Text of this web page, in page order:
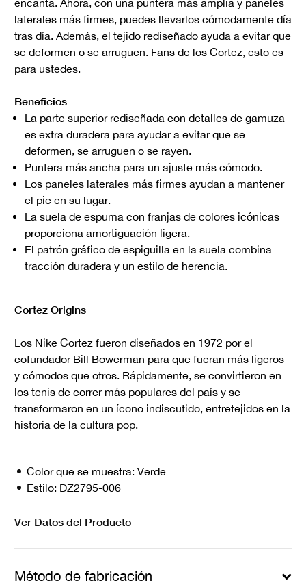
encanta. Ahora, con una puntera más amplia y paneles
laterales más firmes, puedes llevarlos cómodamente día
tras día. Además, el tejido rediseñado ayuda a evitar que
se deformen o se arruguen. Fans de los Cortez, esto es
para ustedes.
Beneficios
La parte superior rediseñada con detalles de gamuza
es extra duradera para ayudar a evitar que se
deformen, se arruguen o se rayen.
Puntera más ancha para un ajuste más cómodo.
Los paneles laterales más firmes ayudan a mantener
el pie en su lugar.
La suela de espuma con franjas de colores icónicas
proporciona amortiguación ligera.
El patrón gráfico de espiguilla en la suela combina
tracción duradera y un estilo de herencia.
Cortez Origins
Los Nike Cortez fueron diseñados en 1972 por el
cofundador Bill Bowerman para que fueran más ligeros
y cómodos que otros. Rápidamente, se convirtieron en
los tenis de correr más populares del país y se
transformaron en un ícono indiscutido, entretejidos en la
historia de la cultura pop.
Color que se muestra: Verde
Estilo: DZ2795-006
Ver Datos del Producto
Método de fabricación